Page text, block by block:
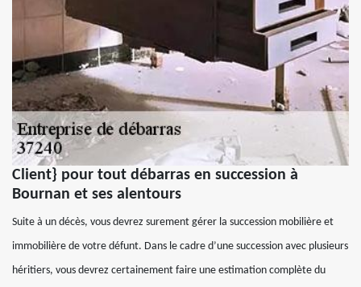
Client} pour tout débarras en succession à
Bournan et ses alentours
Suite à un décès, vous devrez surement gérer la succession mobilière et
immobilière de votre défunt. Dans le cadre d’une succession avec plusieurs
héritiers, vous devrez certainement faire une estimation complète du